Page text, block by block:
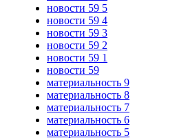
новости 59 5
новости 59 4
новости 59 3
новости 59 2
новости 59 1
новости 59
материальность 9
материальность 8
материальность 7
материальность 6
материальность 5